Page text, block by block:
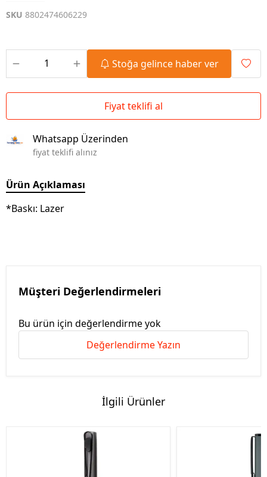
SKU 8802474606229
Stoğa gelince haber ver
Fiyat teklifi al
Whatsapp Üzerinden
fiyat teklifi alınız
Ürün Açıklaması
*Baskı: Lazer
Müşteri Değerlendirmeleri
Bu ürün için değerlendirme yok
Değerlendirme Yazın
İlgili Ürünler